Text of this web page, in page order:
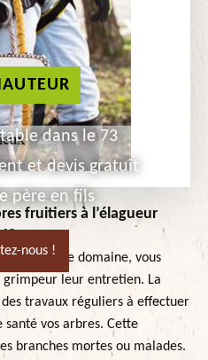
dans le 73
et devis gratuit
père en fils
nous !
fruitiers à l’élagueur
dans votre domaine, vous
leur entretien. La
travaux réguliers à effectuer
vos arbres. Cette
branches mortes ou malades.